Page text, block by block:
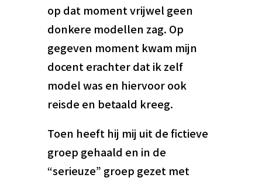
op dat moment vrijwel geen
donkere modellen zag. Op
gegeven moment kwam mijn
docent erachter dat ik zelf
model was en hiervoor ook
reisde en betaald kreeg.
Toen heeft hij mij uit de fictieve
groep gehaald en in de
“serieuze” groep gezet met